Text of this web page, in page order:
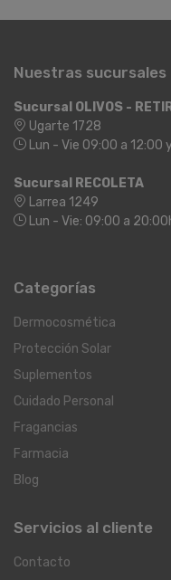
Nuestras sucursales
Sucursal OLIVOS -
Ugarte 1728
Lun - Vie 09:00 a 12:00
Sucursal RECOLETA
Larrea 1249
Lun - Vie: 09:00 a
Categorías
Dermocosmética
Protección Solar
Suplementos
Cuidado Personal
Fragancias
Farmacia
Blog
Servicios al cliente
Contacto